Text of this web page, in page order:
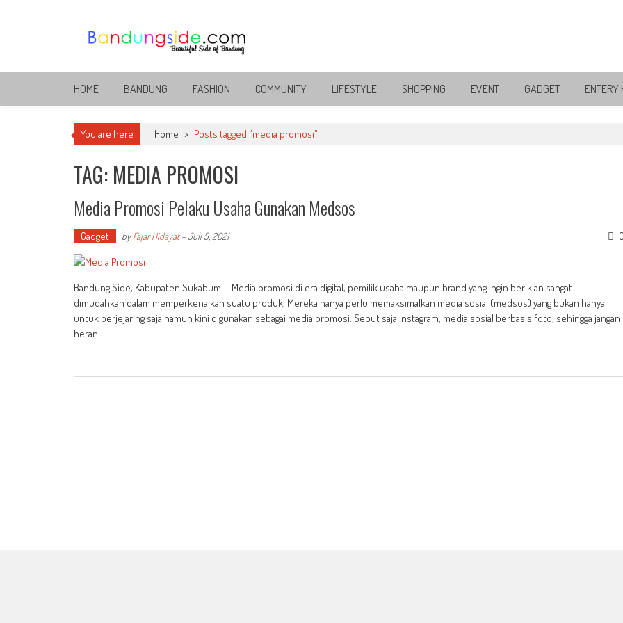
Bandung Side
Sisi Cantik Bandung
HOME BANDUNG FASHION COMMUNITY LIFESTYLE SHOPPING EVENT GADGET ENTERY
You are here Home > Posts tagged "media promosi"
TAG: MEDIA PROMOSI
Media Promosi Pelaku Usaha Gunakan Medsos
Gadget byFajar Hidayat-Juli 5, 2021 0
Bandung Side, Kabupaten Sukabumi - Media promosi di era digital, pemilik usaha maupun brand yang ingin beriklan sangat
dimudahkan dalam memperkenalkan suatu produk. Mereka hanya perlu memaksimalkan media sosial (medsos) yang bukan hanya
untuk berjejaring saja namun kini digunakan sebagai media promosi. Sebut saja Instagram, media sosial berbasis foto, sehingga jangan
heran